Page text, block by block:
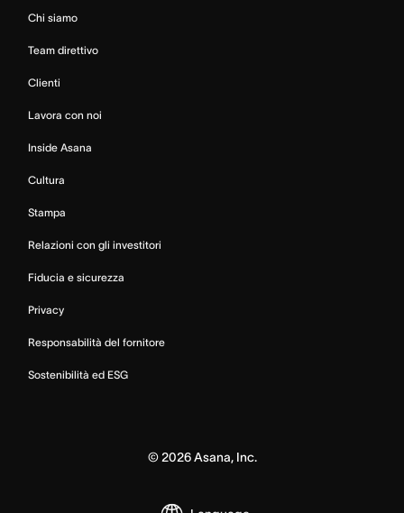
Chi siamo
Team direttivo
Clienti
Lavora con noi
Inside Asana
Cultura
Stampa
Relazioni con gli investitori
Fiducia e sicurezza
Privacy
Responsabilità del fornitore
Sostenibilità ed ESG
© 2026Asana, Inc.